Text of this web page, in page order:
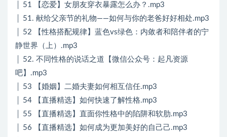
│ 51 【恋爱】女朋友穿衣暴露怎么办？.mp3
│ 51. 献给父亲节的礼物——如何与你的老爸好好相处.mp3
│ 52 【性格搭配规律】蓝色vs绿色：内敛者和陪伴者的宁
静世界（上）.mp3
│ 52. 不同性格的说话之道【微信公众号：起凡资源
吧】.mp3
│ 53 【婚姻】二婚夫妻如何相互信任.mp3
│ 54 【直播精选】如何快速了解性格.mp3
│ 55 【直播精选】直面你性格中的陷阱和软肋.mp3
│ 56 【直播精选】如何成为更加美好的自己己.mp3